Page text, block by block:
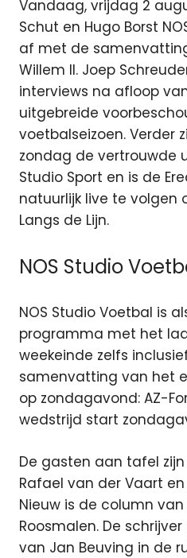
Vandaag, vrijdag 2
Schut en Hugo Borst
af met de
Willem II. Joep
interviews na afloop
uitgebreide
voetbalseizoen. Verder
zondag de vertrouwde
Studio Sport en is de
natuurlijk live te volgen
Langs de Lijn.
NOS Studio
NOS Studio Voetbal is
programma met het
weekeinde zelfs
samenvatting van het
op zondagavond: AZ-
wedstrijd start
De gasten aan tafel zijn
Rafael van der Vaart
Nieuw is de column
Roosmalen. De
van Jan Beuving in de